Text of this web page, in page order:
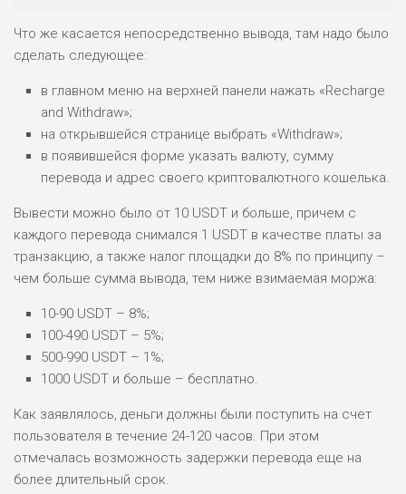
Что же касается непосредственно вывода, там надо было
сделать следующее:
в главном меню на верхней панели нажать «Recharge
and Withdraw»;
на открывшейся странице выбрать «Withdraw»;
в появившейся форме указать валюту, сумму
перевода и адрес своего криптовалютного кошелька.
Вывести можно было от 10 USDT и больше, причем с
каждого перевода снимался 1 USDT в качестве платы за
транзакцию, а также налог площадки до 8% по принципу –
чем больше сумма вывода, тем ниже взимаемая моржа:
10-90 USDT – 8%;
100-490 USDT – 5%;
500-990 USDT – 1%;
1000 USDT и больше – бесплатно.
Как заявлялось, деньги должны были поступить на счет
пользователя в течение 24-120 часов. При этом
отмечалась возможность задержки перевода еще на
более длительный срок.